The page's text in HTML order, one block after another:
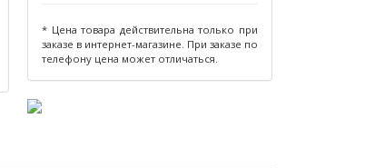
* Цена товара действительна только при
заказе в интернет-магазине. При заказе по
телефону цена может отличаться.